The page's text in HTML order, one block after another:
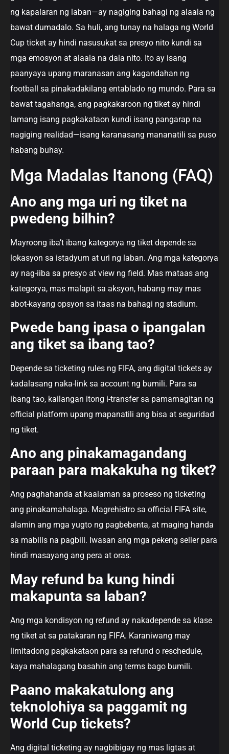
ng kapalaran ng laban—ay nagiging bahagi ng alaala ng
bawat dumadalo. Sa huli, ang tunay na halaga ng World
Cup ticket ay hindi nasusukat sa presyo nito kundi sa
mga emosyon at alaala na dala nito. Ito ay isang
paanyaya upang maranasan ang kagandahan ng
football sa pinakadakilang entablado ng mundo. Para sa
bawat tagahanga, ang pagkakaroon ng tiket ay hindi
lamang isang pagkakataon kundi isang pangarap na
nagiging realidad—isang karanasang mananatili sa puso
habang buhay.
Mga Madalas Itanong (FAQ)
Ano ang mga uri ng tiket na
pwedeng bilhin?
Mayroong iba’t ibang kategorya ng tiket depende sa
lokasyon sa istadyum at uri ng laban. Ang mga kategorya
ay nag-iiba sa presyo at view ng field. Mas mataas ang
kategorya, mas malapit sa aksyon, habang may mas
abot-kayang opsyon sa itaas na bahagi ng stadium.
Pwede bang ipasa o ipangalan
ang tiket sa ibang tao?
Depende sa ticketing rules ng FIFA, ang digital tickets ay
kadalasang naka-link sa account ng bumili. Para sa
ibang tao, kailangan itong i-transfer sa pamamagitan ng
official platform upang mapanatili ang bisa at seguridad
ng tiket.
Ano ang pinakamagandang
paraan para makakuha ng tiket?
Ang paghahanda at kaalaman sa proseso ng ticketing
ang pinakamahalaga. Magrehistro sa official FIFA site,
alamin ang mga yugto ng pagbebenta, at maging handa
sa mabilis na pagbili. Iwasan ang mga pekeng seller para
hindi masayang ang pera at oras.
May refund ba kung hindi
makapunta sa laban?
Ang mga kondisyon ng refund ay nakadepende sa klase
ng tiket at sa patakaran ng FIFA. Karaniwang may
limitadong pagkakataon para sa refund o reschedule,
kaya mahalagang basahin ang terms bago bumili.
Paano makakatulong ang
teknolohiya sa paggamit ng
World Cup tickets?
Ang digital ticketing ay nagbibigay ng mas ligtas at